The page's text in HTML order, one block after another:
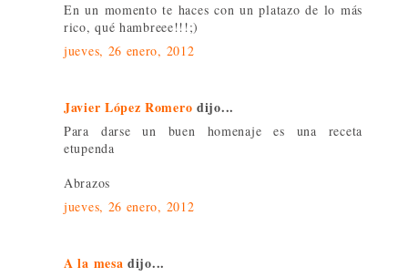
En un momento te haces con un platazo de lo más
rico, qué hambreee!!!;)
jueves, 26 enero, 2012
Javier López Romero dijo...
Para darse un buen homenaje es una receta
etupenda
Abrazos
jueves, 26 enero, 2012
A la mesa dijo...